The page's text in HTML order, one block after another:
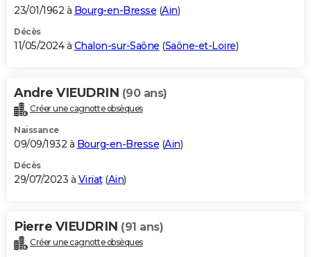
S'inscrire
Se connecter
Lycées
Collèges
Primaires
Universités
Entreprises
Service militaire
Avis de recherche
AVIS DE DÉCÈS
Bricolage
Lifestyle
Culture
Sport
Auto
Television
Voyage
Cinema
23/01/1962 à Bourg-en-Bresse (Ain)
Décès
11/05/2024 à Chalon-sur-Saône (Saône-et-Loire)
Andre VIEUDRIN (90 ans)
Créer une cagnotte obsèques
Naissance
09/09/1932 à Bourg-en-Bresse (Ain)
Décès
29/07/2023 à Viriat(Ain)
Pierre VIEUDRIN (91 ans)
Créer une cagnotte obsèques